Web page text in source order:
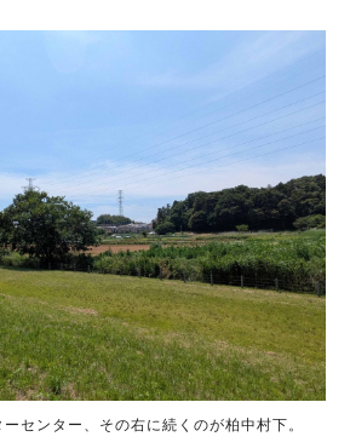
センター、その右に続くのが柏中村下。